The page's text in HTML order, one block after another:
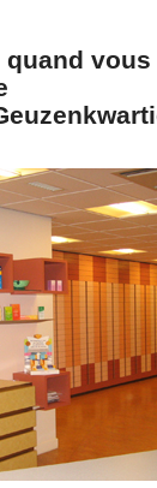
quand